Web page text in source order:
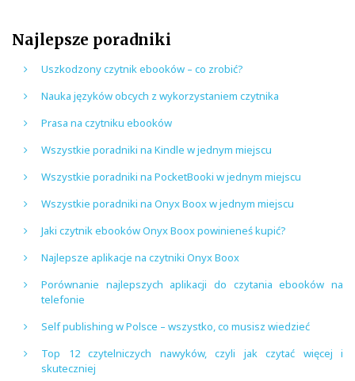
Najlepsze poradniki
Uszkodzony czytnik ebooków – co zrobić?
Nauka języków obcych z wykorzystaniem czytnika
Prasa na czytniku ebooków
Wszystkie poradniki na Kindle w jednym miejscu
Wszystkie poradniki na PocketBooki w jednym miejscu
Wszystkie poradniki na Onyx Boox w jednym miejscu
Jaki czytnik ebooków Onyx Boox powinieneś kupić?
Najlepsze aplikacje na czytniki Onyx Boox
Porównanie najlepszych aplikacji do czytania ebooków na
telefonie
Self publishing w Polsce – wszystko, co musisz wiedzieć
Top 12 czytelniczych nawyków, czyli jak czytać więcej i
skuteczniej